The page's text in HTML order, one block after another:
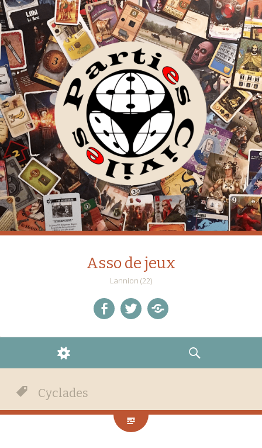
Asso de jeux
Lannion (22)
WIDGETS
RECHERCHE
Cyclades